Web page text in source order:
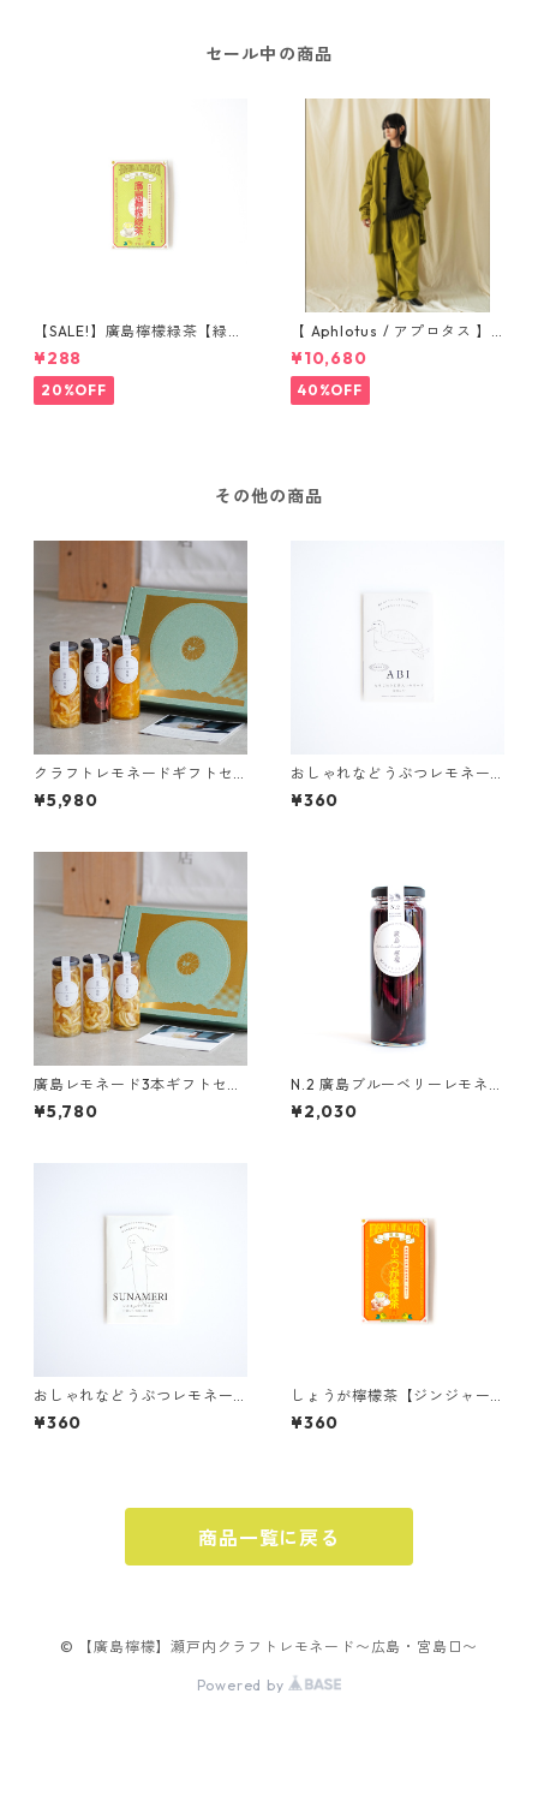
セール中の商品
【SALE!】廣島檸檬緑茶【緑茶
レモネードパウダー】2包入り
¥288
20%OFF
【 Aphlotus / アプロタス 】
ヴィンテージライク アトリエ
コート グリーン 送料無料
¥10,680
40%OFF
その他の商品
クラフトレモネードギフトセ
ット【島の果実3種セット】
¥5,980
おしゃれなどうぶつレモネー
ド 〜アビ〜【ほうじ茶もみ
じレモネードパウダー】2包入
¥360
廣島レモネード3本ギフトセッ
ト
¥5,780
N.2 廣島ブルーベリーレモネー
ド
¥2,030
おしゃれなどうぶつレモネー
ド 〜スナメリ〜【広島レモ
ネードパウダー】2包入り
¥360
しょうが檸檬茶【ジンジャー
レモネードパウダー】2包入り
¥360
商品一覧に戻る
© 【廣島檸檬】瀬戸内クラフトレモネード〜広島・宮島口〜
Powered by